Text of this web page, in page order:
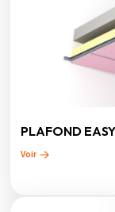
PLAFOND
Voir